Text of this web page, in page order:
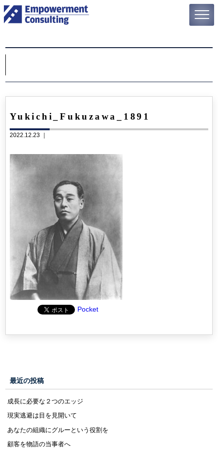
Yukichi_Fukuzawa_1891
2022.12.23 ｜
Pocket
最近の投稿
成長に必要な２つのエッジ
現実逃避は目を見開いて
あなたの組織にグルーという役割を
顧客を物語の当事者へ